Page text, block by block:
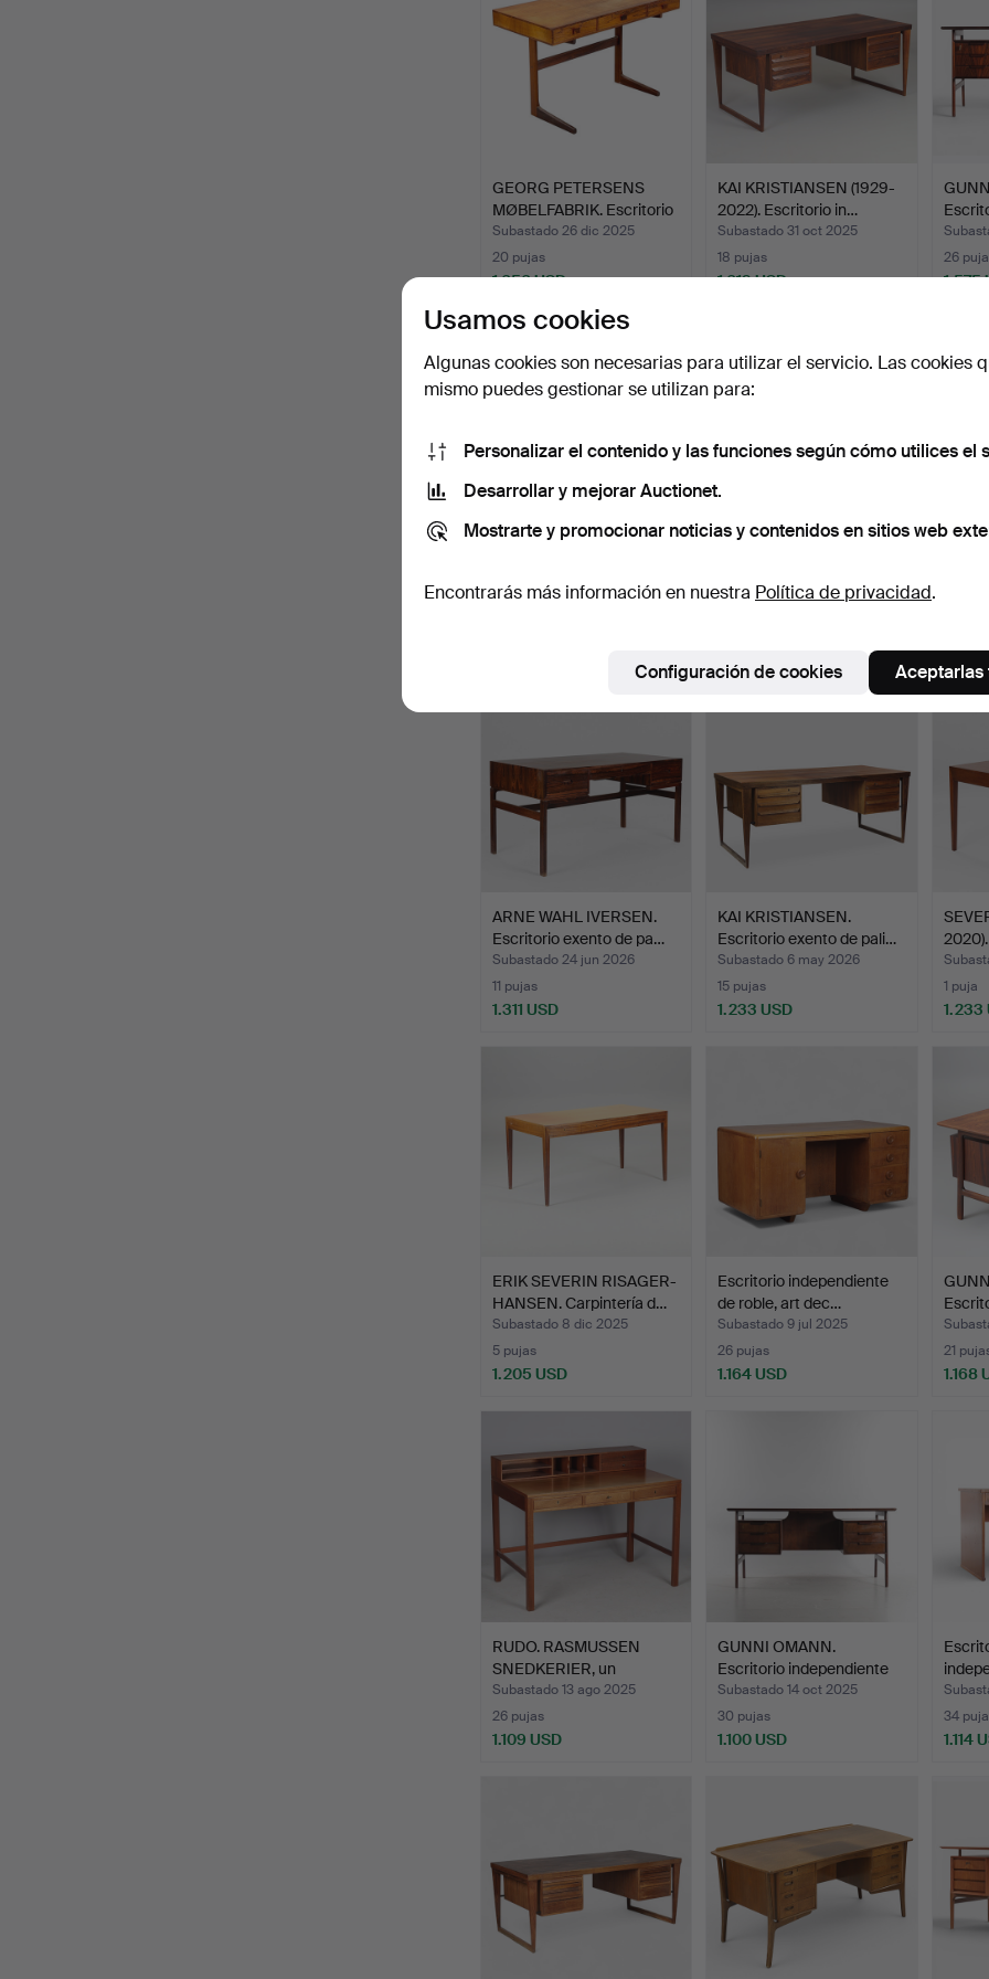
GEORG PETERSENS
MØBELFABRIK. Escritorio
in…
Subastado 26 dic 2025
20 pujas
1.656 USD
KAI KRISTIANSEN (1929-
2022). Escritorio in…
Subastado 31 oct 2025
18 pujas
1.619 USD
26
1.575
Subastado 8 jul 2026
Subastado 25 feb 2026
ARNE WAHL IVERSEN.
Escritorio exento de pa…
Subastado 24 jun 2026
11 pujas
1.311 USD
KAI KRISTIANSEN.
Escritorio exento de pali…
Subastado 6 may 2026
15 pujas
1.233 USD
1 puja
1.233
ERIK SEVERIN RISAGER-
HANSEN. Carpintería d…
Subastado 8 dic 2025
5 pujas
1.205 USD
Escritorio independiente
de roble, art dec…
Subastado 9 jul 2025
26 pujas
1.164 USD
de p…
21
1.168
RUDO. RASMUSSEN
SNEDKERIER, un
escritorio …
Subastado 13 ago 2025
26 pujas
1.109 USD
GUNNI OMANN.
Escritorio independiente
de p…
Subastado 14 oct 2025
30 pujas
1.100 USD
34
1.114
Usamos cookies
Algunas cookies son necesarias para utilizar el servicio. Las cookies
mismo puedes gestionar se utilizan para:
Personalizar el contenido y las funciones según cómo utilices el
Desarrollar y mejorar Auctionet.
Mostrarte y promocionar noticias y contenidos en sitios web
Encontrarás más información en nuestra Política de privacidad.
Configuración de cookies Aceptarlas